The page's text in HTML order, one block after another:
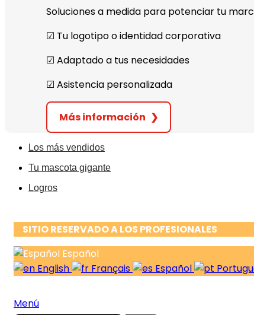
Soluciones a medida para potenciar tu
☑︎ Tu logotipo o identidad corporativa
☑︎ Adaptado a tus necesidades
☑︎ Asistencia personalizada
Más información ❯
Los más vendidos
Tu mascota gigante
Logros
SITIO RESERVADO A LOS PROFESIONALES
Español
English
Français Español
Menú